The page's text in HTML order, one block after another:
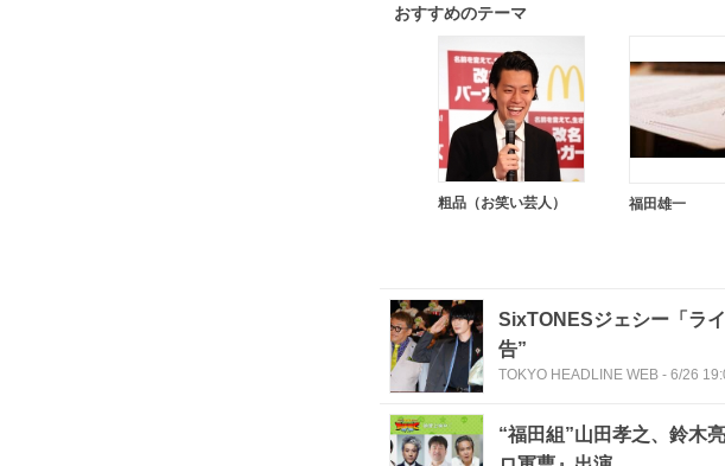
おすすめのテーマ
粗品（お笑い芸人） 福田雄一
SixTONESジェシー「ラ
告”
TOKYO HEADLINE WEB - 6/26
“福田組”山田孝之、鈴木